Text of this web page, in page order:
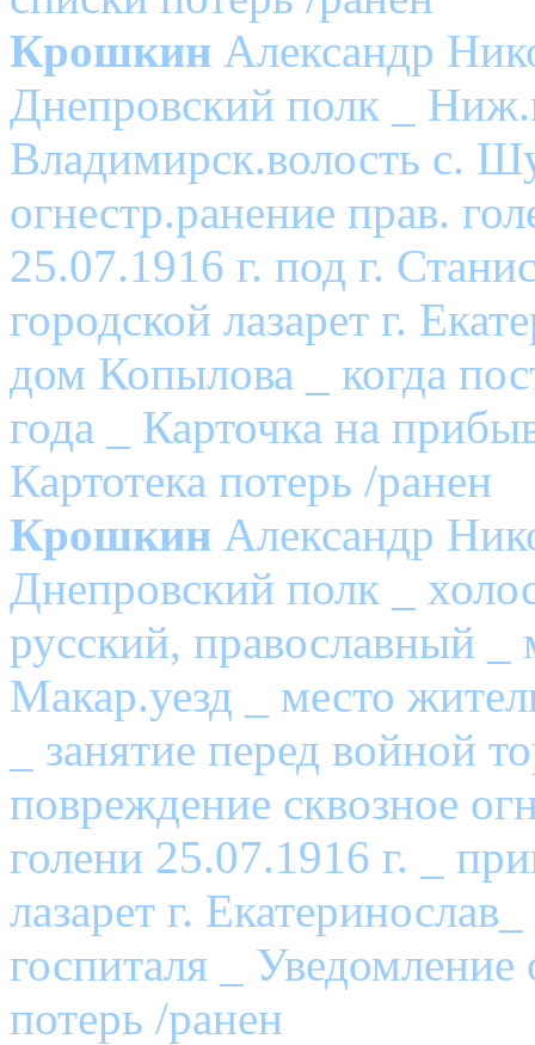
Крошкин Александр
Днепровский полк _
Владимирск.волость с.
огнестр.ранение прав.
25.07.1916 г. под г.
городской лазарет г.
дом Копылова _ когда
года _ Карточка на
Картотека потерь /ранен
Крошкин Александр
Днепровский полк _
русский, православный
Макар.уезд _ место
_ занятие перед войной
повреждение сквозное
голени 25.07.1916 г. _
лазарет г.
госпиталя _
потерь /ранен